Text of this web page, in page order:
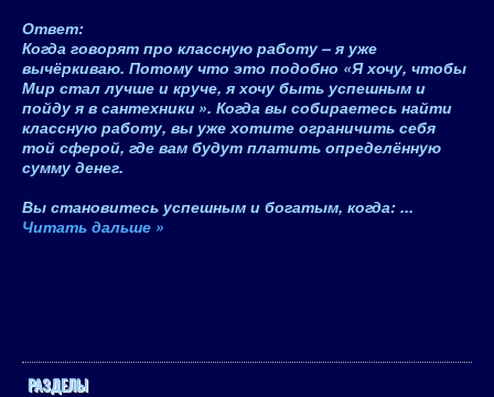
Ответ:
Когда говорят про классную работу – я уже
вычёркиваю. Потому что это подобно «Я хочу, чтобы
Мир стал лучше и круче, я хочу быть успешным и
пойду я в сантехники ». Когда вы собираетесь найти
классную работу, вы уже хотите ограничить себя
той сферой, где вам будут платить определённую
сумму денег.
Вы становитесь успешным и богатым, когда: ...
Читать дальше »
РАЗДЕЛЫ